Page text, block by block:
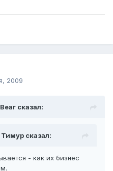
2009
сказал:
сказал:
- как их бизнес